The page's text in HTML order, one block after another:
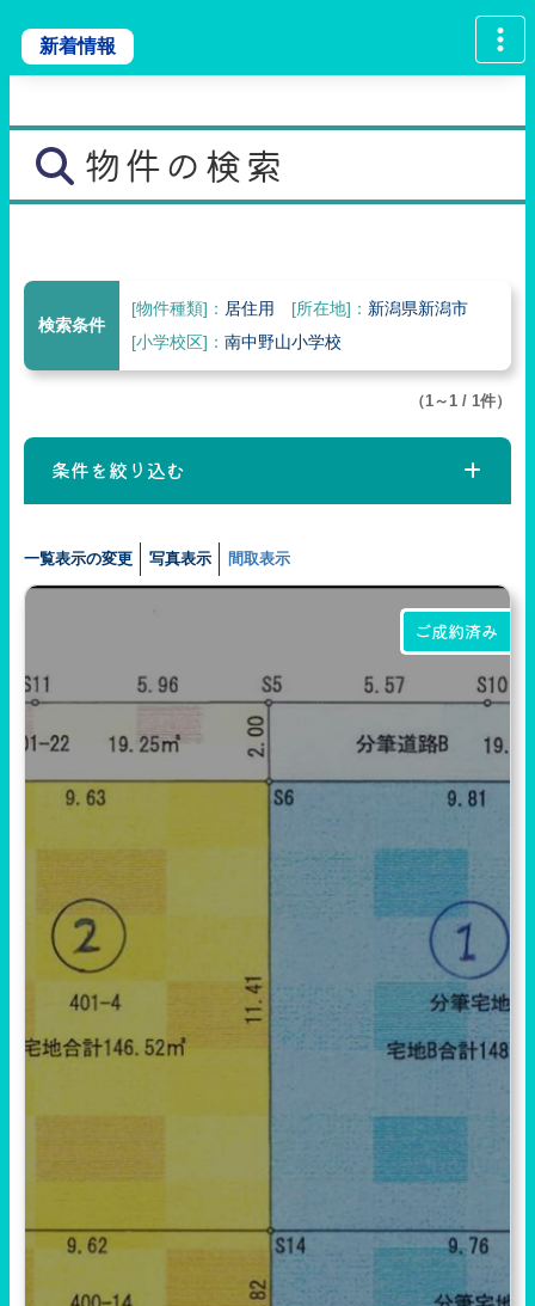
新着情報
物件の検索
検索条件
[物件種類]： 居住用 [所在地]： 新潟県新潟市
[小学校区]： 南中野山小学校
（1～1 / 1件）
条件を絞り込む
一覧表示の変更 写真表示 間取表示